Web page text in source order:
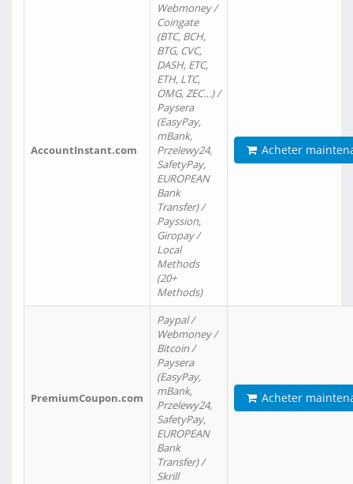
AccountInstant.com
Webmoney /
Coingate
(BTC, BCH,
BTG, CVC,
DASH, ETC,
ETH, LTC,
OMG, ZEC…) /
Paysera
(EasyPay,
mBank,
Przelewy24,
SafetyPay,
EUROPEAN
Bank
Transfer) /
Payssion,
Giropay /
Local
Methods
(20+
Methods)
Acheter
PremiumCoupon.com
Paypal /
Webmoney /
Bitcoin /
Paysera
(EasyPay,
mBank,
Przelewy24,
SafetyPay,
EUROPEAN
Bank
Transfer) /
Skrill
Acheter